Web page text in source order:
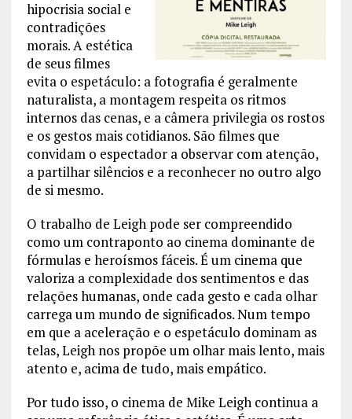
hipocrisia social e
contradições
morais. A estética
de seus filmes
evita o espetáculo: a fotografia é geralmente
naturalista, a montagem respeita os ritmos
internos das cenas, e a câmera privilegia os rostos
e os gestos mais cotidianos. São filmes que
convidam o espectador a observar com atenção,
a partilhar silêncios e a reconhecer no outro algo
de si mesmo.
O trabalho de Leigh pode ser compreendido
como um contraponto ao cinema dominante de
fórmulas e heroísmos fáceis. É um cinema que
valoriza a complexidade dos sentimentos e das
relações humanas, onde cada gesto e cada olhar
carrega um mundo de significados. Num tempo
em que a aceleração e o espetáculo dominam as
telas, Leigh nos propõe um olhar mais lento, mais
atento e, acima de tudo, mais empático.
Por tudo isso, o cinema de Mike Leigh continua a